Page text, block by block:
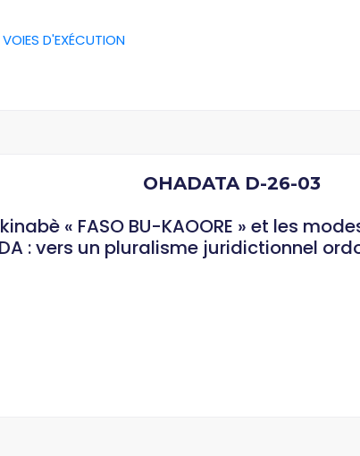
D'EXÉCUTION
OHADATA D-26-03
« FASO BU-KAOORE » et les
: vers un pluralisme juridictionnel